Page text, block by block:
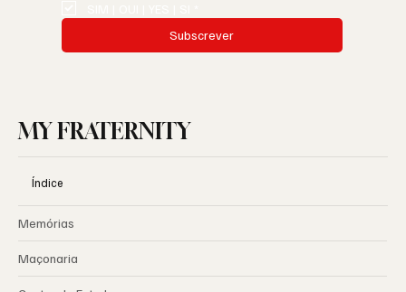
Subscrever
MY FRATERNITY
Índice
Memórias
Maçonaria